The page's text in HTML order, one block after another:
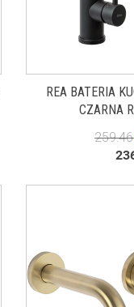
REA BATERIA
CZARNA
259.46